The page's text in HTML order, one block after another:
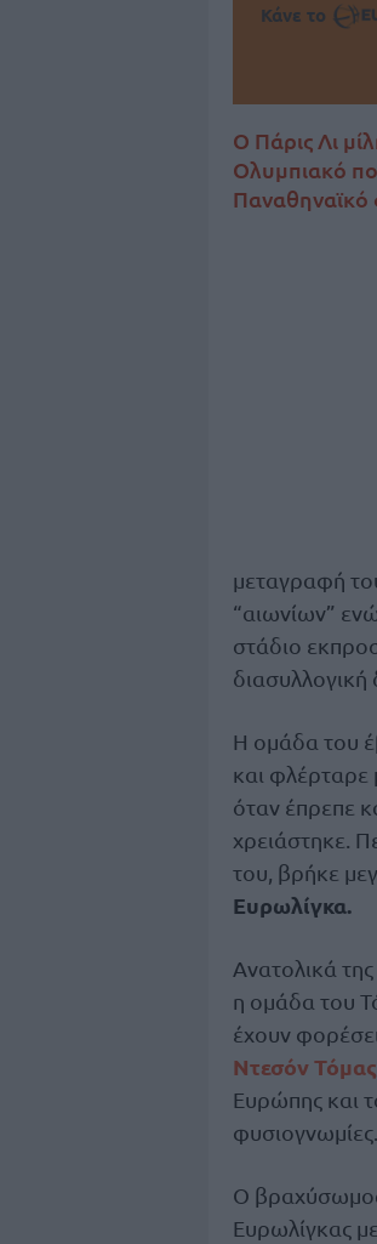
Κάνε το
Ο Πάρις Λι
Ολυμπιακό
Παναθηναϊκό
μεταγραφή
“αιωνίων”
στάδιο
διασυλλογική
Η ομάδα του
και φλέρταρε
όταν έπρεπε
χρειάστηκε.
του, βρήκε
Ευρωλίγκα.
Ανατολικά
η ομάδα του
έχουν
Ντεσόν Τόμας
Ευρώπης και
φυσιογνωμίες.
Ο
Ευρωλίγκας